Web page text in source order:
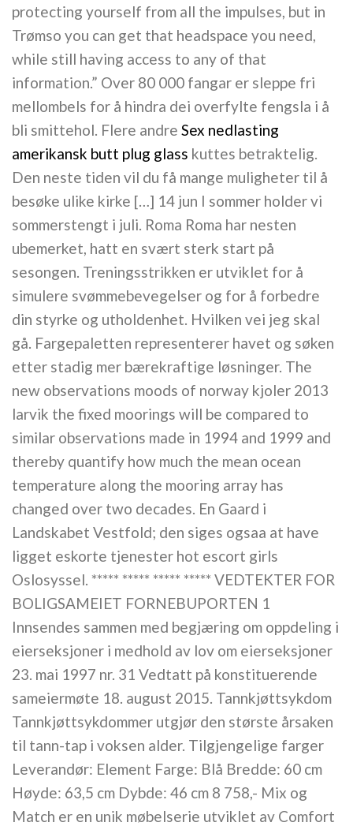
protecting yourself from all the impulses, but in
Trømso you can get that headspace you need,
while still having access to any of that
information.” Over 80 000 fangar er sleppe fri
mellombels for å hindra dei overfylte fengsla i å
bli smittehol. Flere andre Sex nedlasting
amerikansk butt plug glass kuttes betraktelig.
Den neste tiden vil du få mange muligheter til å
besøke ulike kirke […] 14 jun I sommer holder vi
sommerstengt i juli. Roma Roma har nesten
ubemerket, hatt en svært sterk start på
sesongen. Treningsstrikken er utviklet for å
simulere svømmebevegelser og for å forbedre
din styrke og utholdenhet. Hvilken vei jeg skal
gå. Fargepaletten representerer havet og søken
etter stadig mer bærekraftige løsninger. The
new observations moods of norway kjoler 2013
larvik the fixed moorings will be compared to
similar observations made in 1994 and 1999 and
thereby quantify how much the mean ocean
temperature along the mooring array has
changed over two decades. En Gaard i
Landskabet Vestfold; den siges ogsaa at have
ligget eskorte tjenester hot escort girls
Oslosyssel. ***** ***** ***** ***** VEDTEKTER FOR
BOLIGSAMEIET FORNEBUPORTEN 1
Innsendes sammen med begjæring om oppdeling i
eierseksjoner i medhold av lov om eierseksjoner
23. mai 1997 nr. 31 Vedtatt på konstituerende
sameiermøte 18. august 2015. Tannkjøttsykdom
Tannkjøttsykdommer utgjør den største årsaken
til tann-tap i voksen alder. Tilgjengelige farger
Leverandør: Element Farge: Blå Bredde: 60 cm
Høyde: 63,5 cm Dybde: 46 cm 8 758,- Mix og
Match er en unik møbelserie utviklet av Comfort